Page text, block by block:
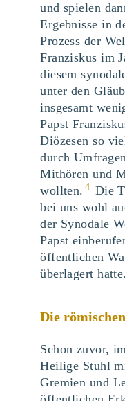
und spielen
Ergebnisse in
Prozess der
Franziskus im
diesem
unter den
insgesamt
Papst
Diözesen so
durch
Mithören und
wollten. 4 Die
bei uns wohl
der Synodale
Papst
öffentlichen
überlagert hatte.
Die
Schon zuvor,
Heilige Stuhl
Gremien und